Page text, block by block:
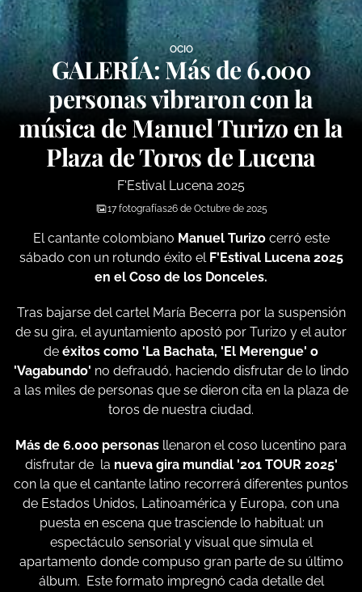
OCIO
GALERÍA: Más de 6.000
personas vibraron con la
música de Manuel Turizo en la
Plaza de Toros de Lucena
F'Estival Lucena 2025
17 fotografías26 de Octubre de 2025
El cantante colombiano Manuel Turizocerró este
sábado con un rotundo éxito el F'Estival Lucena 2025
en el Coso de los Donceles.
Tras bajarse del cartel María Becerra por la suspensión
de su gira, el ayuntamiento apostó por Turizo y el autor
de éxitos como 'La Bachata, 'El Merengue' o
'Vagabundo' no defraudó, haciendo disfrutar de lo lindo
a las miles de personas que se dieron cita en la plaza de
toros de nuestra ciudad.
Más de 6.000 personas llenaron el coso lucentino para
disfrutar de la nueva gira mundial '201 TOUR 2025'
con la que el cantante latino recorrerá diferentes puntos
de Estados Unidos, Latinoamérica y Europa, con una
puesta en escena que trasciende lo habitual: un
espectáculo sensorial y visual que simula el
apartamento donde compuso gran parte de su último
álbum. Este formato impregnó cada detalle del